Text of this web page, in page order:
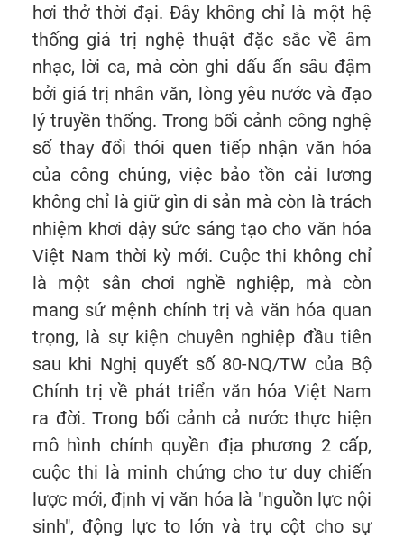
hơi thở thời đại. Đây không chỉ là một hệ
thống giá trị nghệ thuật đặc sắc về âm
nhạc, lời ca, mà còn ghi dấu ấn sâu đậm
bởi giá trị nhân văn, lòng yêu nước và đạo
lý truyền thống. Trong bối cảnh công nghệ
số thay đổi thói quen tiếp nhận văn hóa
của công chúng, việc bảo tồn cải lương
không chỉ là giữ gìn di sản mà còn là trách
nhiệm khơi dậy sức sáng tạo cho văn hóa
Việt Nam thời kỳ mới. Cuộc thi không chỉ
là một sân chơi nghề nghiệp, mà còn
mang sứ mệnh chính trị và văn hóa quan
trọng, là sự kiện chuyên nghiệp đầu tiên
sau khi Nghị quyết số 80-NQ/TW của Bộ
Chính trị về phát triển văn hóa Việt Nam
ra đời. Trong bối cảnh cả nước thực hiện
mô hình chính quyền địa phương 2 cấp,
cuộc thi là minh chứng cho tư duy chiến
lược mới, định vị văn hóa là "nguồn lực nội
sinh", động lực to lớn và trụ cột cho sự